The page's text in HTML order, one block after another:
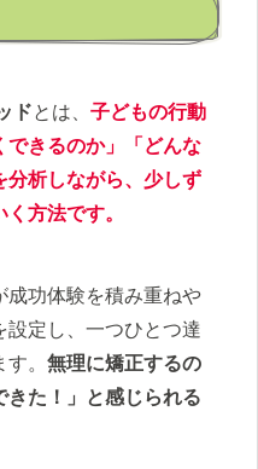
ドとは、 子どもの行動
できるのか」「どんな
分析しながら、少しず
方法です。
成功体験を積み重ねや
設定し、一つひとつ達
。 無理に矯正するの
きた！」と感じられる